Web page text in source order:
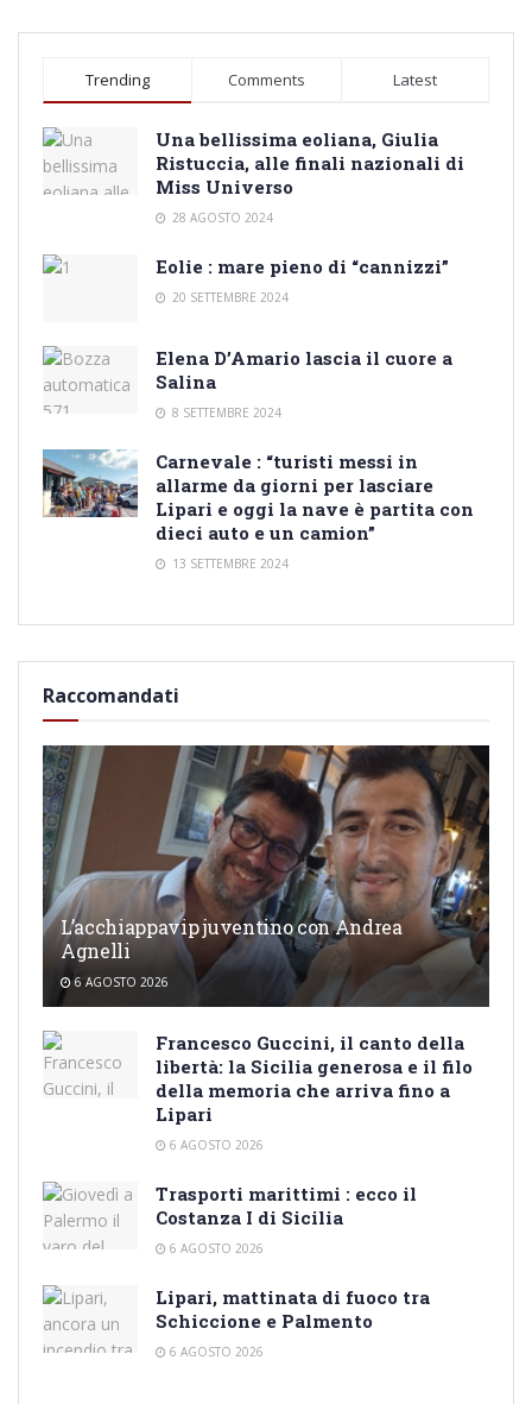
Trending Comments Latest
Una bellissima eoliana, Giulia
Ristuccia, alle finali nazionali di
Miss Universo
28 AGOSTO 2024
Eolie : mare pieno di “cannizzi”
20 SETTEMBRE 2024
Elena D’Amario lascia il cuore a
Salina
8 SETTEMBRE 2024
Carnevale : “turisti messi in
allarme da giorni per lasciare
Lipari e oggi la nave è partita con
dieci auto e un camion”
13 SETTEMBRE 2024
Raccomandati
L’acchiappavip juventino con Andrea
Agnelli
6 AGOSTO 2026
Francesco Guccini, il canto della
libertà: la Sicilia generosa e il filo
della memoria che arriva fino a
Lipari
6 AGOSTO 2026
Trasporti marittimi : ecco il
Costanza I di Sicilia
6 AGOSTO 2026
Lipari, mattinata di fuoco tra
Schiccione e Palmento
6 AGOSTO 2026